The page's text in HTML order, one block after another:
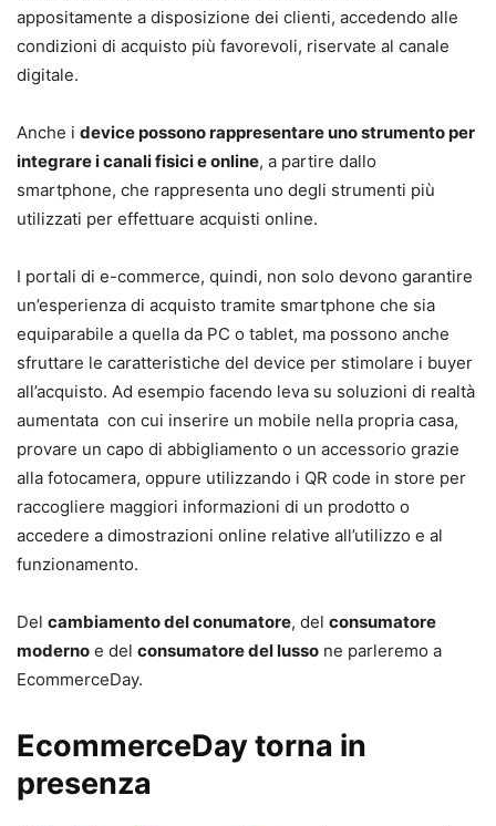
appositamente a disposizione dei clienti, accedendo alle
condizioni di acquisto più favorevoli, riservate al canale
digitale.
Anche i device possono rappresentare uno strumento per
integrare i canali fisici e online, a partire dallo
smartphone, che rappresenta uno degli strumenti più
utilizzati per effettuare acquisti online.
I portali di e-commerce, quindi, non solo devono garantire
un’esperienza di acquisto tramite smartphone che sia
equiparabile a quella da PC o tablet, ma possono anche
sfruttare le caratteristiche del device per stimolare i buyer
all’acquisto. Ad esempio facendo leva su soluzioni di realtà
aumentata con cui inserire un mobile nella propria casa,
provare un capo di abbigliamento o un accessorio grazie
alla fotocamera, oppure utilizzando i QR code in store per
raccogliere maggiori informazioni di un prodotto o
accedere a dimostrazioni online relative all’utilizzo e al
funzionamento.
Del cambiamento del conumatore, del consumatore
moderno e del consumatore del lusso ne parleremo a
EcommerceDay.
EcommerceDay torna in
presenza